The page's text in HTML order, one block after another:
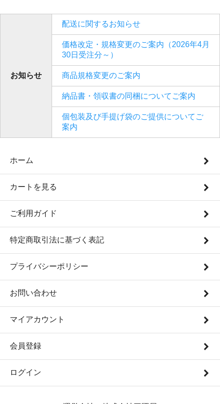
お知らせ
配送に関するお知らせ
価格改定・規格変更のご案内（2026年4月
30日受注分～）
商品規格変更のご案内
納品書・領収書の同梱についてご案内
個包装及び手提げ袋のご提供についてご
案内
ホーム
カートを見る
ご利用ガイド
特定商取引法に基づく表記
プライバシーポリシー
お問い合わせ
マイアカウント
会員登録
ログイン